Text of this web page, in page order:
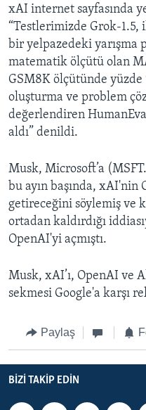
xAI internet sayfasında
“Testlerimizde Grok-
bir yelpazedeki
matematik ölçütü olan
GSM8K ölçütünde
oluşturma ve problem
değerlendiren
aldı” denildi.
Musk, Microsoft’a
bu ayın başında, xAI'nin
getireceğini söylemiş ve
ortadan kaldırdığı
OpenAI'yi açmıştı.
Musk, xAI’ı, OpenAI ve
sekmesi Google'a karşı
Paylaş
BIZI TAKIP EDIN